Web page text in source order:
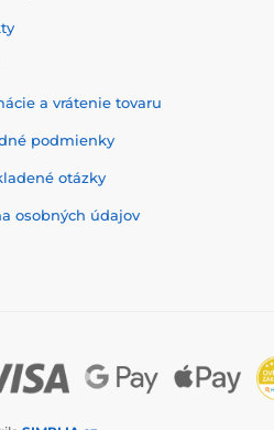
a vrátenie tovaru
podmienky
otázky
osobných údajov